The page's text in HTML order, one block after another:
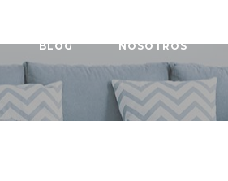
BLOG NOSOTROS